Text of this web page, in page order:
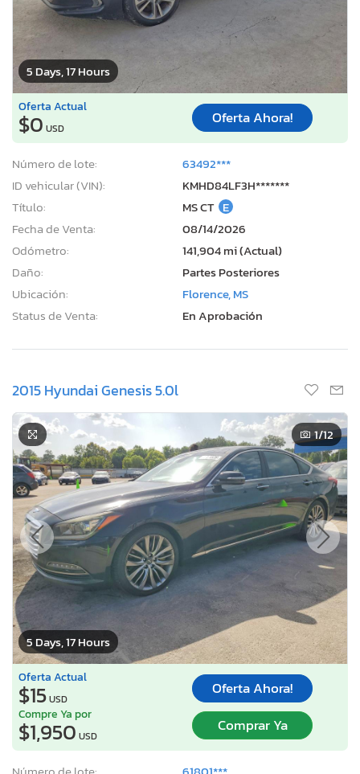
5 Days, 17 Hours
Oferta Actual
$0 USD
Oferta Ahora!
Número de lote:
63492***
ID vehicular (VIN):
KMHD84LF3H*******
Título:
MS CT E
Fecha de Venta:
08/14/2026
Odómetro:
141,904 mi (Actual)
Daño:
Partes Posteriores
Ubicación:
Florence, MS
Status de Venta:
En Aprobación
2015 Hyundai Genesis 5.0l
5 Days, 17 Hours
1/12
Oferta Actual
$15USD
Oferta Ahora!
Compre Ya por
$1,950 USD
Comprar Ya